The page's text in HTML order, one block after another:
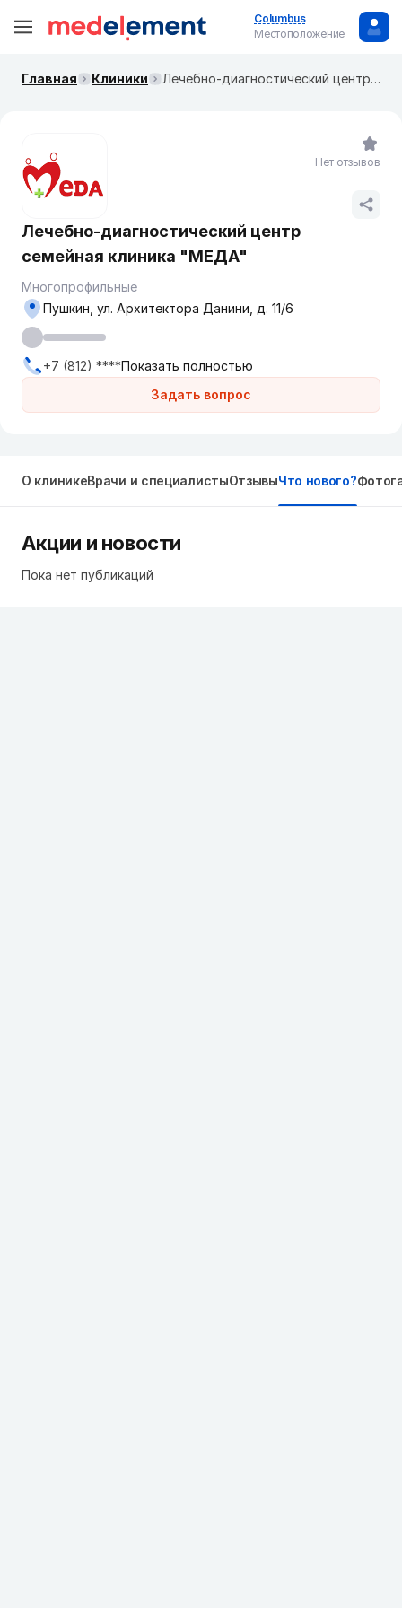
Columbus
Местоположение
Главная Клиники Лечебно-диагностический центр семейная клиника "МЕДА"
Лечебно-диагностический центр
семейная клиника "МЕДА"
Многопрофильные
Задать вопрос
Пушкин, ул. Архитектора Данини, д. 11/6
+7 (812) ****Показать полностью
Нет отзывов
О клиникеВрачи и специалистыОтзывыЧто нового?
Акции и новости
Пока нет публикаций